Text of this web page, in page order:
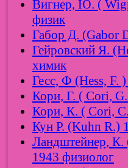
Вигнер, Ю. (
физик
Габор Д. (Gabor
Гейровский Я.
химик
Гесс, Ф (Hess,
Кори, Г. ( Cori,
Кори, К. ( Cori,
Кун Р. (Kuhn R.)
Ландштейнер,
1943 физиолог